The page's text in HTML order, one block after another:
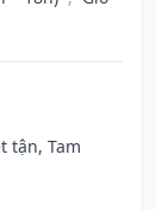
tận, Tam